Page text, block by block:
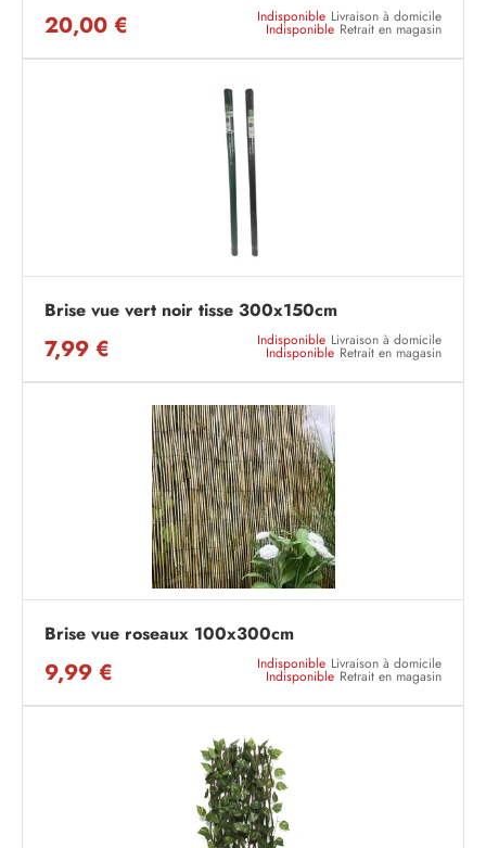
20,00 € Indisponible Livraison à domicile
Indisponible Retrait en magasin
Brise vue vert noir tisse 300x150cm
7,99 € Indisponible Livraison à domicile
Indisponible Retrait en magasin
Brise vue roseaux 100x300cm
9,99 € Indisponible Livraison à domicile
Indisponible Retrait en magasin